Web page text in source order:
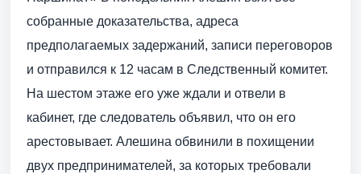
собранные доказательства, адреса
предполагаемых задержаний, записи переговоров
и отправился к 12 часам в Следственный комитет.
На шестом этаже его уже ждали и отвели в
кабинет, где следователь объявил, что он его
арестовывает. Алешина обвинили в похищении
двух предпринимателей, за которых требовали